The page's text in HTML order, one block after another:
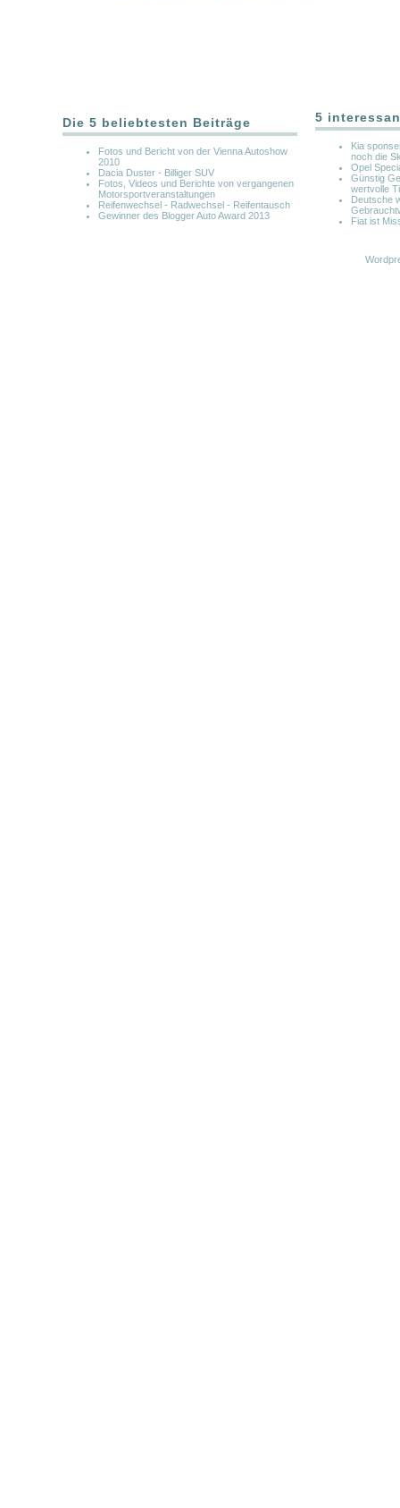
Die 5 beliebtesten Beiträge
Fotos und Bericht von der Vienna Autoshow
2010
Dacia Duster - Billiger SUV
Fotos, Videos und Berichte von vergangenen
Motorsportveranstaltungen
Reifenwechsel - Radwechsel - Reifentausch
Gewinner des Blogger Auto Award 2013
5
Kia
noch die
Opel
Günstig
wertvolle
Deutsche
Fiat ist